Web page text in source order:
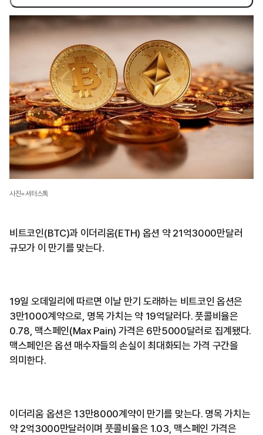
사진=셔터스톡
비트코인(BTC)과 이더리움(ETH) 옵션 약 21억3000만달러
규모가 이 만기를 맞는다.
19일 오데일리에 따르면 이날 만기 도래하는 비트코인 옵션은
3만1000계약으로, 명목 가치는 약 19억달러다. 풋콜비율은
0.78, 맥스페인(Max Pain) 가격은 6만5000달러로 집계됐다.
맥스페인은 옵션 매수자들의 손실이 최대화되는 가격 구간을
의미한다.
이더리움 옵션은 13만8000계약이 만기를 맞는다. 명목 가치는
약 2억3000만달러이며 풋콜비율은 1.03, 맥스페인 가격은